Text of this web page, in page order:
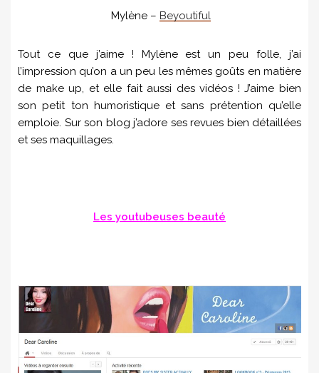
Mylène – Beyoutiful
Tout ce que j’aime ! Mylène est un peu folle, j’ai
l’impression qu’on a un peu les mêmes goûts en matière
de make up, et elle fait aussi des vidéos ! J’aime bien
son petit ton humoristique et sans prétention qu’elle
emploie. Sur son blog j’adore ses revues bien détaillées
et ses maquillages.
Les youtubeuses beauté